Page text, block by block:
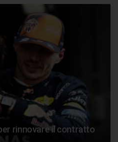
rinnovare il contratto